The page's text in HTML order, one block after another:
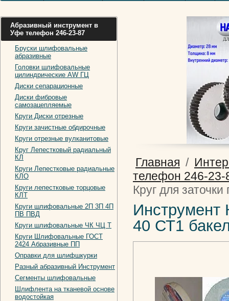
Абразивный инструмент в
Уфе телефон 246-23-87
Бруски шлифовальные
абразивные
Головки шлифовальные
цилиндрические AW ГЦ
Диски сепарационные
Диски фибровые
самозацепляемые
Круги Диски отрезные
Круги зачистные обдирочные
Круги отрезные вулканитовые
Круг Лепестковый радиальный
КЛ
Круги Лепестковые радиальные
КЛО
Круги лепестковые торцовые
КЛТ
Круги шлифовальные 2П 3П 4П
ПВ ПВД
Круги шлифовальные ЧК ЧЦ Т
Круги Шлифовальные ГОСТ
2424 Абразивные ПП
Оправки для шлифшкурки
Разный абразивный Инструмент
Сегменты шлифовальные
Шлифлента на тканевой основе
водостойкая
Главная /
телефон 246-23-
Круг для
Инструмент
40 СТ1